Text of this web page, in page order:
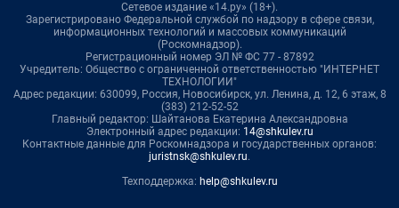
Сетевое издание «14.ру» (18+).
Зарегистрировано Федеральной службой по надзору в сфере связи,
информационных технологий и массовых коммуникаций
(Роскомнадзор).
Регистрационный номер ЭЛ № ФС 77 - 87892
Учредитель: Общество с ограниченной ответственностью "ИНТЕРНЕТ
ТЕХНОЛОГИИ"
Адрес редакции: 630099, Россия, Новосибирск, ул. Ленина, д. 12, 6 этаж, 8
(383) 212-52-52
Главный редактор: Шайтанова Екатерина Александровна
Электронный адрес редакции: 14@shkulev.ru
Контактные данные для Роскомнадзора и государственных органов:
juristnsk@shkulev.ru.
Техподдержка: help@shkulev.ru